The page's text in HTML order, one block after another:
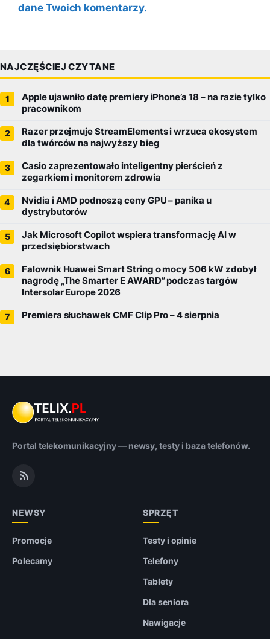
dane Twoich komentarzy.
NAJCZĘŚCIEJ CZYTANE
Apple ujawniło datę premiery iPhone’a 18 – na razie tylko
pracownikom
Razer przejmuje StreamElements i wrzuca ekosystem
dla twórców na najwyższy bieg
Casio zaprezentowało inteligentny pierścień z
zegarkiem i monitorem zdrowia
Nvidia i AMD podnoszą ceny GPU – panika u
dystrybutorów
Jak Microsoft Copilot wspiera transformację AI w
przedsiębiorstwach
Falownik Huawei Smart String o mocy 506 kW zdobył
nagrodę „The Smarter E AWARD” podczas targów
Intersolar Europe 2026
Premiera słuchawek CMF Clip Pro – 4 sierpnia
Portal telekomunikacyjny — newsy, testy i baza telefonów.
NEWSY
Promocje
Polecamy
SPRZĘT
Testy i opinie
Telefony
Tablety
Dla seniora
Nawigacje